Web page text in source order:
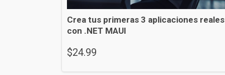
Crea tus primeras 3 aplicaciones reales
con .NET MAUI
$24.99